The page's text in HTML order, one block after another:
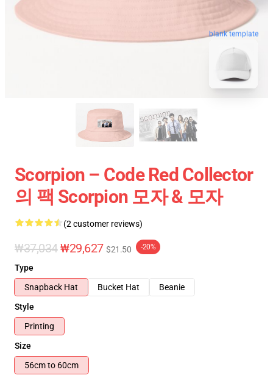
blank template
Scorpion – Code Red Collector
의 팩 Scorpion 모자 & 모자
(2 customer reviews)
₩37,034₩29,627 $21.50 -20%
Type
Snapback Hat
Bucket Hat
Beanie
Style
Printing
Size
56cm to 60cm